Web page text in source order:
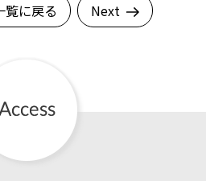
覧に戻る Next